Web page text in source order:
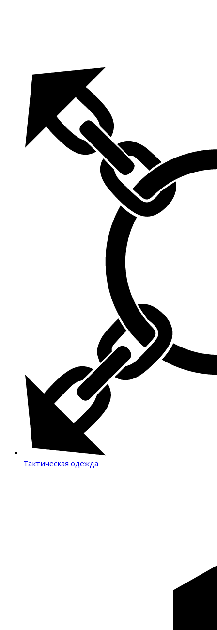
Тактическая одежда